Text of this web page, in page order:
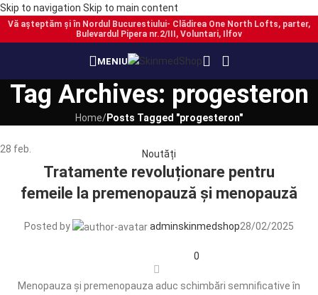
Skip to navigation Skip to main content
Vă așteptăm și în Nordul Bucurestiului- Clădirea One North Lofts, parter,
Bulevardul Pipera nr.2/III, Voluntari, Ilfov
MENIU
Tag Archives: progesteron
Home/Posts Tagged "progesteron"
28 feb. Noutăți
Tratamente revoluționare pentru
femeile la premenopauză și menopauză
Posted by adminskinmedshop28/02/2025
0
Menopauza și premenopauza aduc schimbări semnificative în